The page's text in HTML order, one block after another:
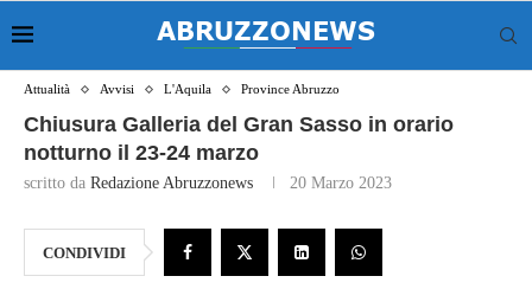
Attualità Avvisi L'Aquila Province Abruzzo
Chiusura Galleria del Gran Sasso in orario
notturno il 23-24 marzo
scritto da Redazione Abruzzonews 20 Marzo 2023
CONDIVIDI